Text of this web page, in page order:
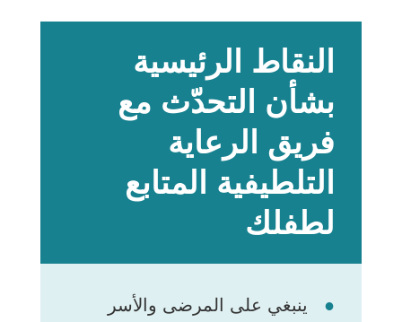
النقاط الرئيسية
بشأن التحدّث مع
فريق الرعاية
التلطيفية المتابع
لطفلك
ينبغي على المرضى والأسر